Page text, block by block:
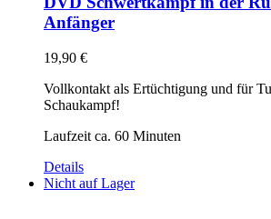
Anfänger
19,90 €
Vollkontakt als Ertüchtigung und für
Schaukampf!
Laufzeit ca. 60 Minuten
Details
Nicht auf Lager